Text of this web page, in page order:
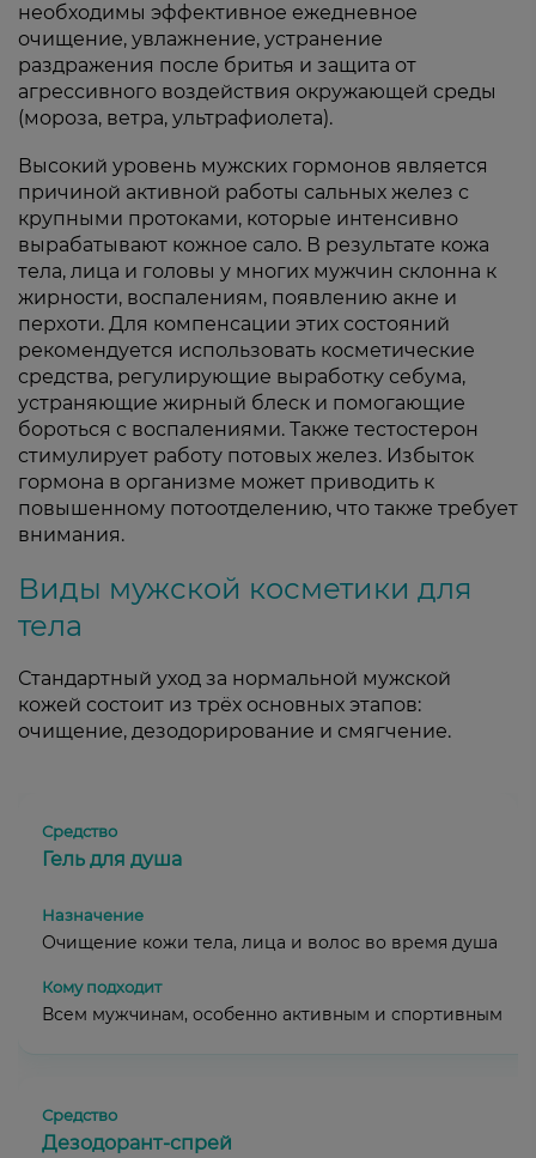
необходимы эффективное ежедневное
очищение, увлажнение, устранение
раздражения после бритья и защита от
агрессивного воздействия окружающей среды
(мороза, ветра, ультрафиолета).
Высокий уровень мужских гормонов является
причиной активной работы сальных желез с
крупными протоками, которые интенсивно
вырабатывают кожное сало. В результате кожа
тела, лица и головы у многих мужчин склонна к
жирности, воспалениям, появлению акне и
перхоти. Для компенсации этих состояний
рекомендуется использовать косметические
средства, регулирующие выработку себума,
устраняющие жирный блеск и помогающие
бороться с воспалениями. Также тестостерон
стимулирует работу потовых желез. Избыток
гормона в организме может приводить к
повышенному потоотделению, что также требует
внимания.
Виды мужской косметики для
тела
Стандартный уход за нормальной мужской
кожей состоит из трёх основных этапов:
очищение, дезодорирование и смягчение.
Гель для душа
Очищение кожи тела, лица и волос во время душа
Всем мужчинам, особенно активным и спортивным
Дезодорант-спрей